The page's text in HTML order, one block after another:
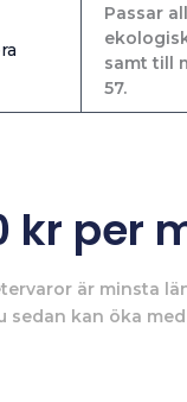
Passar
samt till
57.
kr per
är minsta
sedan kan öka med